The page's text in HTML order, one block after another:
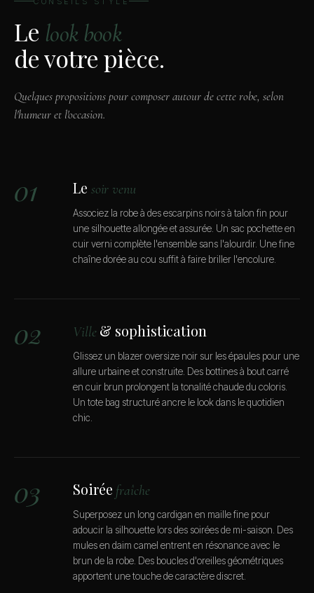
Le look book
de votre pièce.
Quelques propositions pour composer autour de cette robe, selon
l'humeur et l'occasion.
01 Le soir venu
Associez la robe à des escarpins noirs à talon fin pour
une silhouette allongée et assurée. Un sac pochette en
cuir verni complète l'ensemble sans l'alourdir. Une fine
chaîne dorée au cou suffit à faire briller l'encolure.
02 Ville & sophistication
Glissez un blazer oversize noir sur les épaules pour une
allure urbaine et construite. Des bottines à bout carré
en cuir brun prolongent la tonalité chaude du coloris.
Un tote bag structuré ancre le look dans le quotidien
chic.
03 Soirée fraîche
Superposez un long cardigan en maille fine pour
adoucir la silhouette lors des soirées de mi-saison. Des
mules en daim camel entrent en résonance avec le
brun de la robe. Des boucles d'oreilles géométriques
apportent une touche de caractère discret.